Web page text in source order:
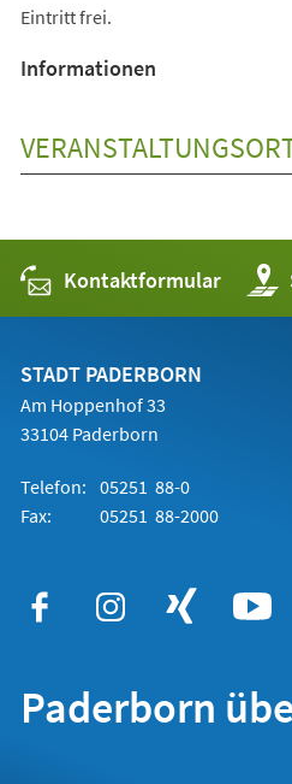
Eintritt frei.
Informationen
Kontaktformular
in
STADT PADERBORN
Am Hoppenhof 33
33104 Paderborn
Telefon: 05251 88-0
Fax:
05251 88-2000
Paderborn